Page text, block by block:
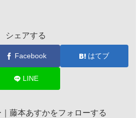
シェアする
Facebook はてブ
LINE
藤本あすかをフォローする